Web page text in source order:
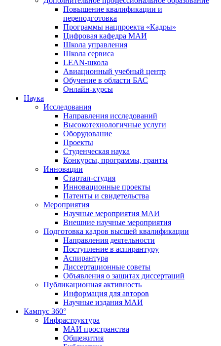
Повышение квалификации и
переподготовка
Программы нацпроекта «Кадры»
Цифровая кафедра МАИ
Школа управления
Школа сервиса
LEAN-школа
Авиационный учебный центр
Обучение в области БАС
Онлайн-курсы
Наука
Исследования
Направления исследований
Высокотехнологичные услуги
Оборудование
Проекты
Студенческая наука
Конкурсы, программы, гранты
Инновации
Стартап-студия
Инновационные проекты
Патенты и свидетельства
Мероприятия
Научные мероприятия МАИ
Внешние научные мероприятия
Подготовка кадров высшей квалификации
Направления деятельности
Поступление в аспирантуру
Аспирантура
Диссертационные советы
Объявления о защитах диссертаций
Публикационная активность
Информация для авторов
Научные издания МАИ
Кампус 360°
Инфраструктура
МАИ пространства
Общежития